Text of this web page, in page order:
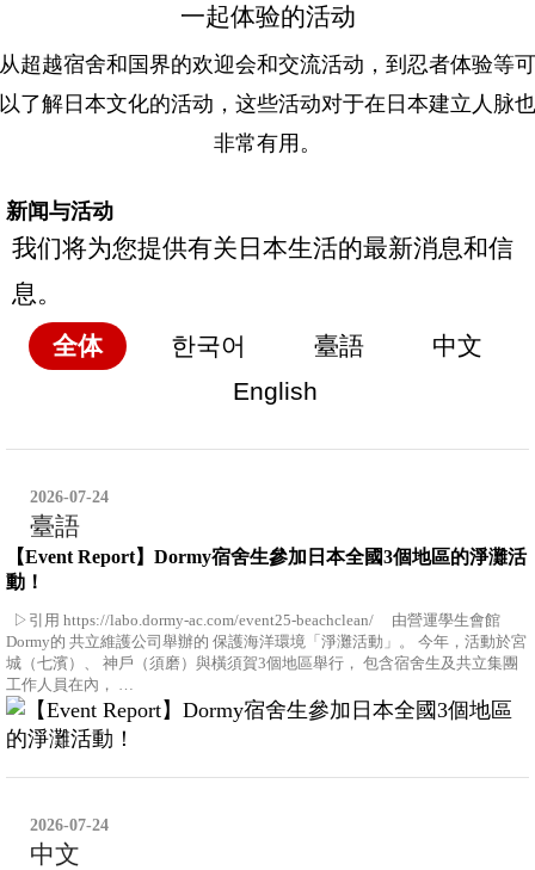
一起体验的活动
从超越宿舍和国界的欢迎会和交流活动，到忍者体验等可
以了解日本文化的活动，这些活动对于在日本建立人脉也
非常有用。
新闻与活动
我们将为您提供有关日本生活的最新消息和信
息。
全体 한국어 臺語
中文
English
2026-07-24
臺語
【Event Report】Dormy宿舍生參加日本全國3個地區的淨灘活
動！
▷引用 https://labo.dormy-ac.com/event25-beachclean/ 由營運學生會館
Dormy的 共立維護公司舉辦的 保護海洋環境「淨灘活動」。 今年，活動於宮
城（七濱）、 神戶（須磨）與橫須賀3個地區舉行， 包含宿舍生及共立集團
工作人員在內， …
2026-07-24
中文